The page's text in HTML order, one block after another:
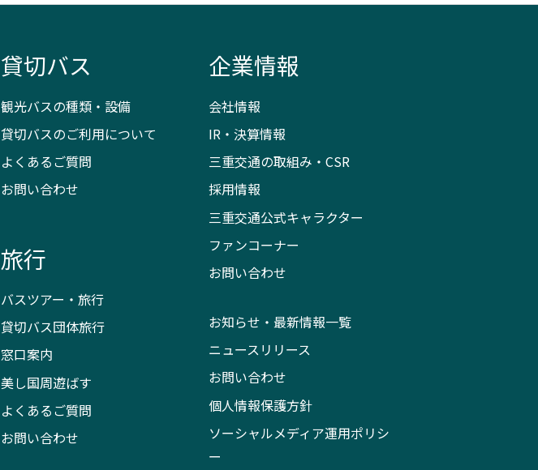
貸切バス
観光バスの種類・設備
貸切バスのご利用について
よくあるご質問
お問い合わせ
旅行
バスツアー・旅行
貸切バス団体旅行
窓口案内
美し国周遊ばす
よくあるご質問
お問い合わせ
企業情報
会社情報
IR・決算情報
三重交通の取組み・CSR
採用情報
三重交通公式キャラクター
ファンコーナー
お問い合わせ
お知らせ・最新情報一覧
ニュースリリース
お問い合わせ
個人情報保護方針
ソーシャルメディア運用ポリシ
ー